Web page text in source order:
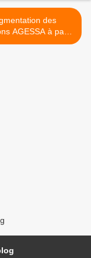
des
AGESSA à partir
du 1er janvier 2014 >